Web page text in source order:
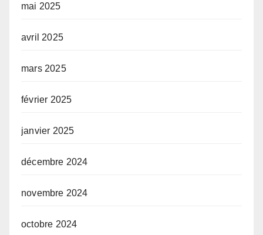
mai 2025
avril 2025
mars 2025
février 2025
janvier 2025
décembre 2024
novembre 2024
octobre 2024